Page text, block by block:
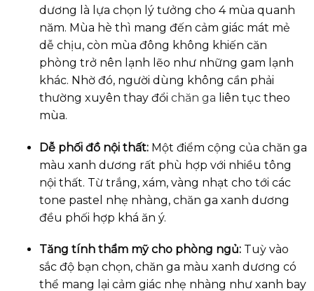
dương là lựa chọn lý tưởng cho 4 mùa quanh
năm. Mùa hè thì mang đến cảm giác mát mẻ
dễ chịu, còn mùa đông không khiến căn
phòng trở nên lạnh lẽo như những gam lạnh
khác. Nhờ đó, người dùng không cần phải
thường xuyên thay đổi chăn ga liên tục theo
mùa.
Dễ phối đồ nội thất:Một điểm cộng của chăn ga
màu xanh dương rất phù hợp với nhiều tông
nội thất. Từ trắng, xám, vàng nhạt cho tới các
tone pastel nhẹ nhàng, chăn ga xanh dương
đều phối hợp khá ăn ý.
Tăng tính thẩm mỹ cho phòng ngủ:Tuỳ vào
sắc độ bạn chọn, chăn ga màu xanh dương có
thể mang lại cảm giác nhẹ nhàng như xanh bay